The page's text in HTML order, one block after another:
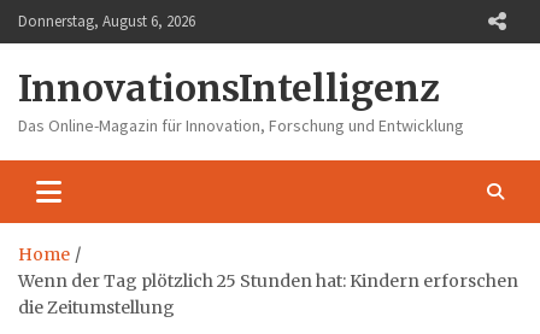
Skip
to
Donnerstag, August 6, 2026
InnovationsIntelligenz
Das Online-Magazin für Innovation, Forschung und Entwicklung
Home
Wenn der Tag plötzlich 25 Stunden hat: Kindern erforschen
die Zeitumstellung